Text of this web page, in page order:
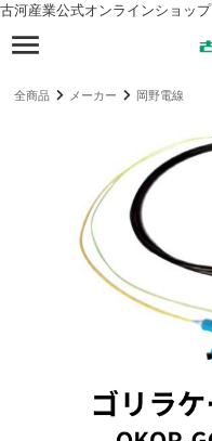
古河産業公式オンラインショップ
全商品 メーカー 岡野電線